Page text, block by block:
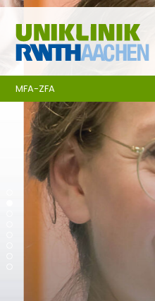
Skip navigation
MFA-ZFA